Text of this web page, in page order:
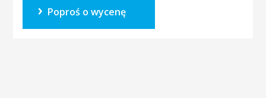
Poproś o wycenę